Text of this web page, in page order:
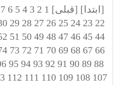
[ابتدا] [قبلی] 1
2
3
4
5
6
7
22
23
24
25
26
27
28
29
44
45
46
47
48
49
50
51
66
67
68
69
70
71
72
73
88
89
90
91
92
93
94
95
107
108
109
110
111
112